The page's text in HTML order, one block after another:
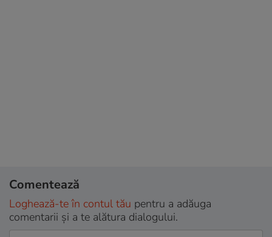
Comentează
Loghează-te în contul tău pentru a adăuga
comentarii și a te alătura dialogului.